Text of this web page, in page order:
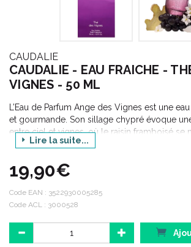
CAUDALIE
CAUDALIE - EAU FRAICHE -
VIGNES - 50 ML
L’Eau de Parfum Ange des Vignes est une
et gourmande. Son sillage chypré évoque
entre ciel et vignes, où le raisin framboisé se
au patchouli. Première Eau de Parfum de
Maison.
Formule :
89% d'ingrédients d'origine naturelle
Testé sous contrôle dermatologique
Sans colorants artificiels
Alcool d'origine naturelle
Lire la suite...
19,90€
Code EAN : 3522930005285
Code ACL : 3000528